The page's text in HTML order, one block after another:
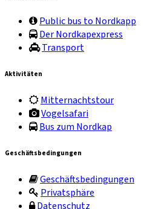
Public bus to Nordkapp
Der Nordkapexpress
Transport
Aktivitäten
Mitternachtstour
Vogelsafari
Bus zum Nordkap
Geschäftsbedingungen
Geschäftsbedingungen
Privatsphäre
Datenschutz